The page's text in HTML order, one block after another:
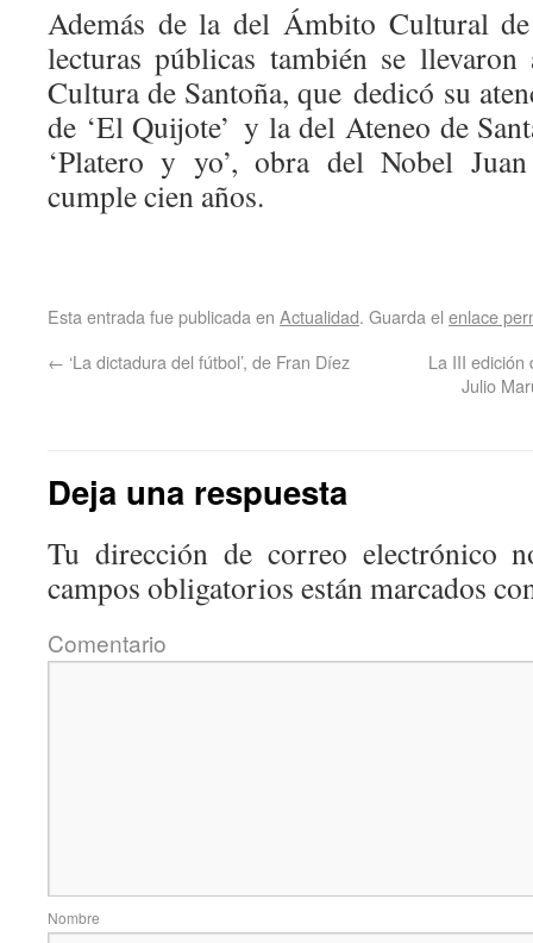
Además de la del Ámbito Cultural
lecturas públicas también se
Cultura de Santoña, que dedicó su
de ‘El Quijote’ y la del Ateneo de
‘Platero y yo’, obra del Nobel
cumple cien años.
Esta entrada fue publicada en Actualidad. Guarda el enlace
← ‘La dictadura del fútbol’, de Fran Díez
La III edición
Julio
Deja una respuesta
Tu dirección de correo electrónico
campos obligatorios están marcados